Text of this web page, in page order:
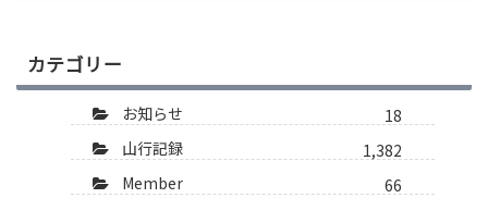
カテゴリー
お知らせ
18
山行記録
1,382
Member
66